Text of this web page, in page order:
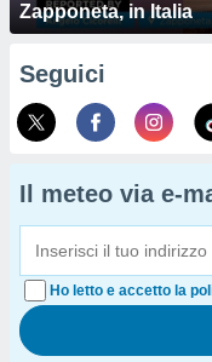
Zapponeta, in Italia
Seguici
Il meteo via e-
Ho letto e accetto la